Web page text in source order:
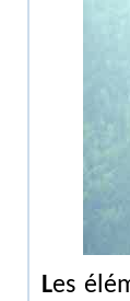
Les